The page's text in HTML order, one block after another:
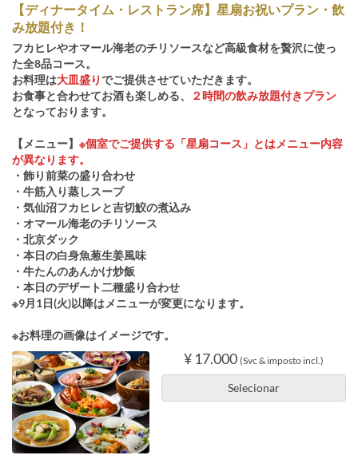
【ディナータイム・レストラン席】星扇お祝いプラン・飲
み放題付き！
フカヒレやオマール海老のチリソースなど高級食材を贅沢に使っ
た全8品コース。
お料理は大皿盛りでご提供させていただきます。
お食事と合わせてお酒も楽しめる、
２時間の飲み放題付きプラン
となっております。
【メニュー】 ※個室でご提供する「星扇コース」とはメニュー内容
が異なります。
・飾り前菜の盛り合わせ
・牛筋入り蒸しスープ
・気仙沼フカヒレと吉切鮫の煮込み
・オマール海老のチリソース
・北京ダック
・本日の白身魚葱生姜風味
・牛たんのあんかけ炒飯
・本日のデザート二種盛り合わせ
※9月1日(火)以降はメニューが変更になります。
※お料理の画像はイメージです。
¥ 17.000 (Svc & imposto incl.)
Selecionar